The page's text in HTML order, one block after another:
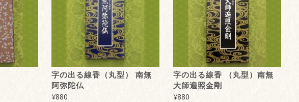
字の出る線香（丸型） 南無
阿弥陀仏
¥880
字の出る線香 （丸型）南無
大師遍照金剛
¥880